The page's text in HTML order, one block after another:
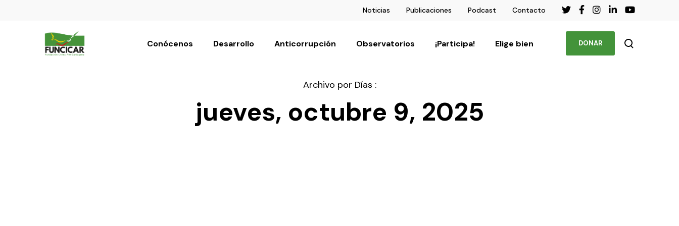
Noticias Publicaciones Podcast Contacto
Conócenos Desarrollo Anticorrupción Observatorios ¡Participa! Elige bien DONAR
Archivo por Días :
jueves, octubre 9, 2025